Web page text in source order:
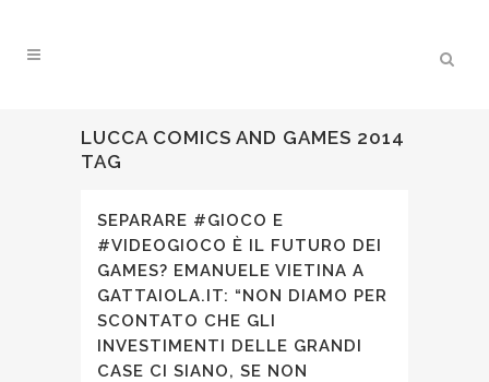
LUCCA COMICS AND GAMES 2014
TAG
SEPARARE #GIOCO E
#VIDEOGIOCO È IL FUTURO DEI
GAMES? EMANUELE VIETINA A
GATTAIOLA.IT: “NON DIAMO PER
SCONTATO CHE GLI
INVESTIMENTI DELLE GRANDI
CASE CI SIANO, SE NON